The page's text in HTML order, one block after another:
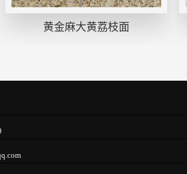
黄金麻大黄荔枝面